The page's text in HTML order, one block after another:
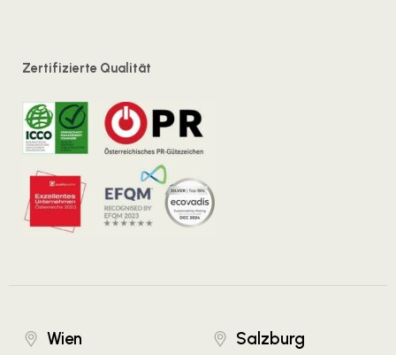
Zertifizierte Qualität
Wien Salzburg